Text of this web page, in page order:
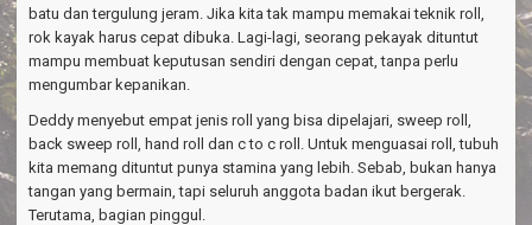
batu dan tergulung jeram. Jika kita tak mampu memakai teknik roll,
rok kayak harus cepat dibuka. Lagi-lagi, seorang pekayak dituntut
mampu membuat keputusan sendiri dengan cepat, tanpa perlu
mengumbar kepanikan.
Deddy menyebut empat jenis roll yang bisa dipelajari, sweep roll,
back sweep roll, hand roll dan c to c roll. Untuk menguasai roll, tubuh
kita memang dituntut punya stamina yang lebih. Sebab, bukan hanya
tangan yang bermain, tapi seluruh anggota badan ikut bergerak.
Terutama, bagian pinggul.